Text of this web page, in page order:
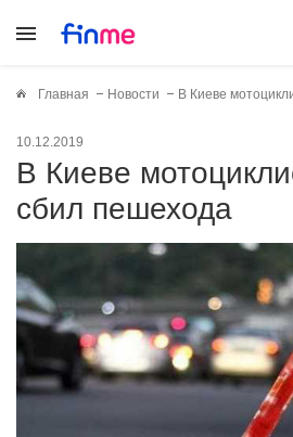
Главная Новости В Киеве
10.12.2019
В Киеве мотоциклист насмерть
сбил пешехода